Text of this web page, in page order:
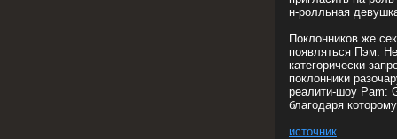
н-ролльная
Поклонников же
появляться Пэм.
категорически
поклонники
реалити-шоу Pam:
благодаря
источник